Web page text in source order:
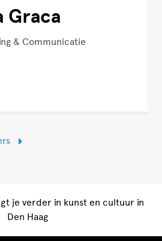
Graca
& Communicatie
je verder in kunst en cultuur in
Den Haag